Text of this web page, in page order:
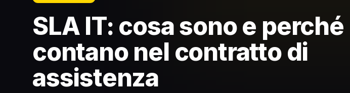
SLA IT: cosa sono e perché
contano nel contratto di
assistenza